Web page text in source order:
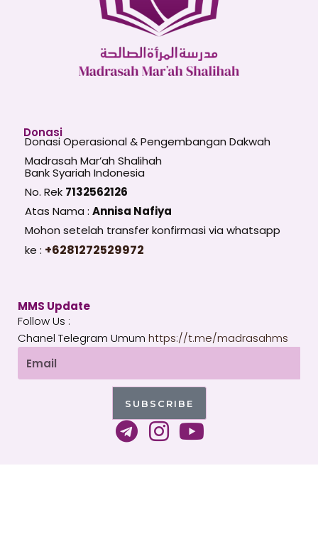
Donasi
Donasi Operasional & Pengembangan Dakwah
Madrasah Mar’ah Shalihah
Bank Syariah Indonesia
No. Rek 7132562126
Atas Nama : Annisa Nafiya
Mohon setelah transfer konfirmasi via whatsapp
ke : +6281272529972
MMS Update
Follow Us :
Chanel Telegram Umum https://t.me/madrasahms
Email
SUBSCRIBE
T
e
I Y